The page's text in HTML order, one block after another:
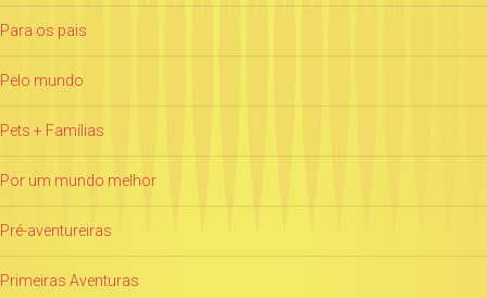
Para os pais
Pelo mundo
Pets + Famílias
Por um mundo melhor
Pré-aventureiras
Primeiras Aventuras